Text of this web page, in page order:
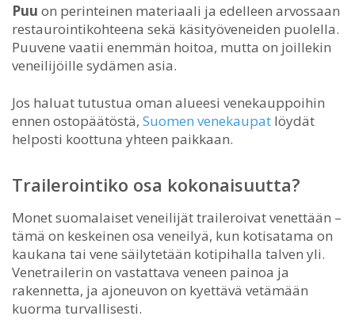
Puu on perinteinen materiaali ja edelleen arvossaan
restaurointikohteena sekä käsityöveneiden puolella.
Puuvene vaatii enemmän hoitoa, mutta on joillekin
veneilijöille sydämen asia.
Jos haluat tutustua oman alueesi venekauppoihin
ennen ostopäätöstä, Suomen venekaupat löydät
helposti koottuna yhteen paikkaan.
Trailerointiko osa kokonaisuutta?
Monet suomalaiset veneilijät traileroivat venettään –
tämä on keskeinen osa veneilyä, kun kotisatama on
kaukana tai vene säilytetään kotipihalla talven yli.
Venetrailerin on vastattava veneen painoa ja
rakennetta, ja ajoneuvon on kyettävä vetämään
kuorma turvallisesti.